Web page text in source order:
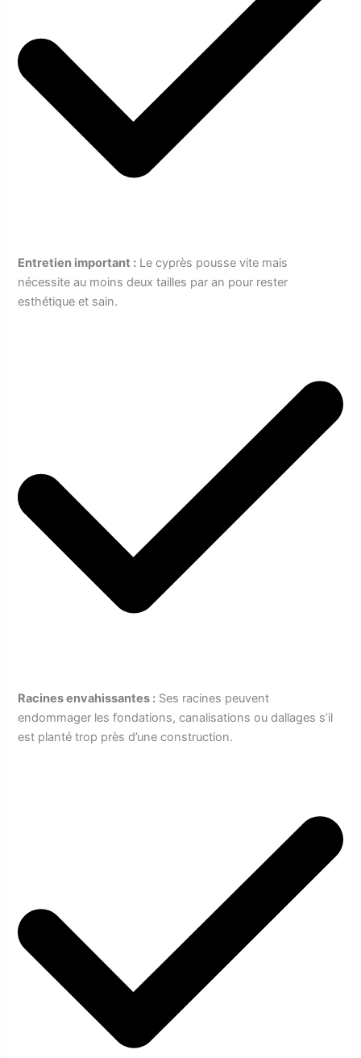
Entretien important : Le cyprès pousse vite mais
nécessite au moins deux tailles par an pour rester
esthétique et sain.
Racines envahissantes : Ses racines peuvent
endommager les fondations, canalisations ou dallages s’il
est planté trop près d’une construction.